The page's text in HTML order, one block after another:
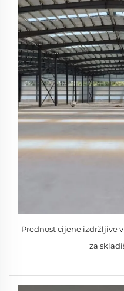
Prednost cijene izdržljive
za